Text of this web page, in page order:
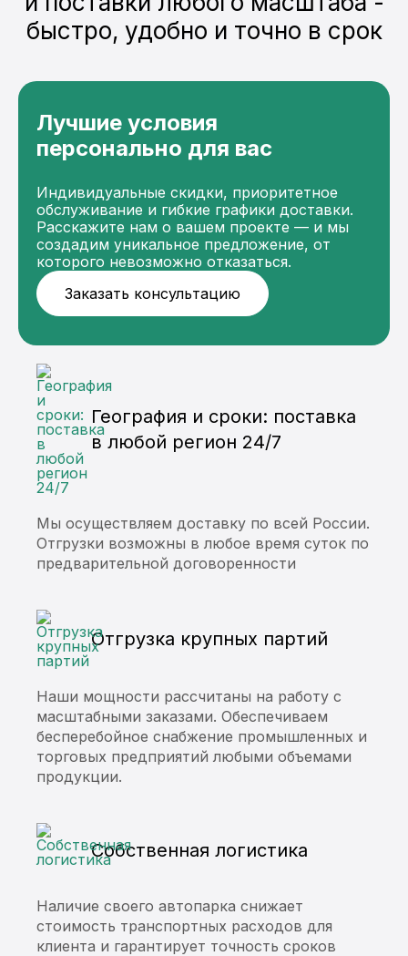
быстро, удобно и точно в срок
Лучшие условия
персонально для вас
Индивидуальные скидки, приоритетное
обслуживание и гибкие графики доставки.
Расскажите нам о вашем проекте — и мы
создадим уникальное предложение, от
которого невозможно отказаться.
Заказать консультацию
География и сроки: поставка
в любой регион 24/7
Мы осуществляем доставку по всей России.
Отгрузки возможны в любое время суток по
предварительной договоренности
Отгрузка крупных партий
Наши мощности рассчитаны на работу с
масштабными заказами. Обеспечиваем
бесперебойное снабжение промышленных и
торговых предприятий любыми объемами
продукции.
Собственная логистика
Наличие своего автопарка снижает
стоимость транспортных расходов для
клиента и гарантирует точность сроков